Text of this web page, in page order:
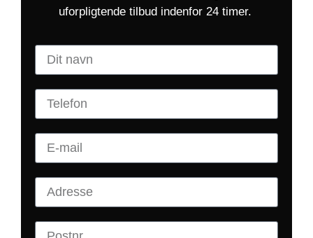
uforpligtende tilbud indenfor 24 timer.